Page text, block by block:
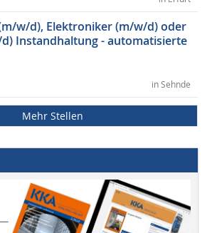
w/d), Elektroniker (m/w/d) oder
Instandhaltung - automatisierte
in Sehnde
Mehr Stellen